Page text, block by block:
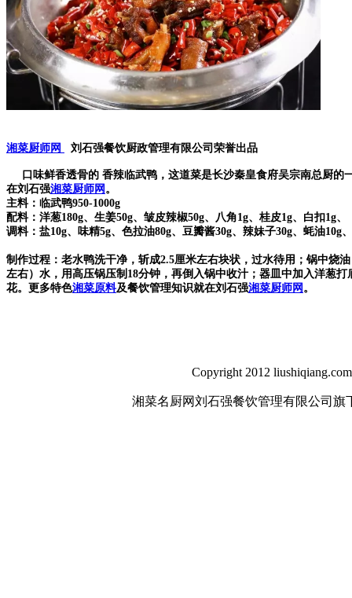
湘菜厨师网 刘石强餐饮厨政管理有限公司荣誉出品
口味鲜香透骨的 香辣临武鸭，这道菜是长沙秦皇食府吴宗南总厨的
在刘石强湘菜厨师网 。
主料：临武鸭950-1000g
配料：洋葱180g、生姜50g、皱皮辣椒50g、八角1g、桂皮1g、白扣1g、
调料：盐10g、味精5g、色拉油80g、豆瓣酱30g、辣妹子30g、蚝油10g
制作过程：老水鸭洗干净，斩成2.5厘米左右块状，过水待用；锅中烧
左右）水，用高压锅压制18分钟，再倒入锅中收汁；器皿中加入洋葱
花。更多特色湘菜原料及餐饮管理知识就在刘石强湘菜厨师网 。
Copyright 2012
湘菜名厨网刘石强餐饮管理有限公司